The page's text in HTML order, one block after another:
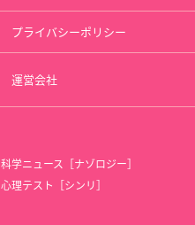
プライバシーポリシー
運営会社
科学ニュース［ナゾロジー］
心理テスト［シンリ］